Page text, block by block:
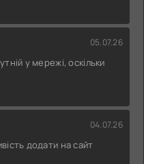
05.07.26
у мережі, оскільки
04.07.26
додати на сайт